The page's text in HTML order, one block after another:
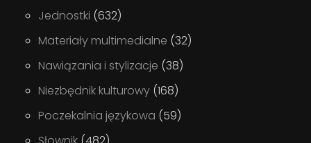
Jednostki (632)
Materiały multimedialne (32)
Nawiązania i stylizacje (38)
Niezbędnik kulturowy (168)
Poczekalnia językowa (59)